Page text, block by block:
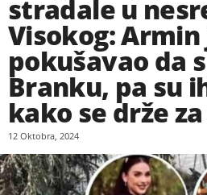
stradale u
Visokog: Armin
pokušavao da
Branku, pa su
kako se drže
12 Oktobra, 2024